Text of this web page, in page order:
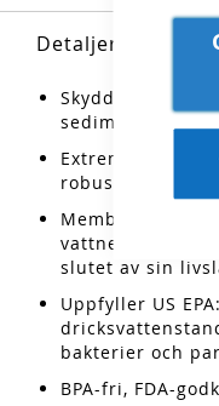
Detaljer
Skyddar mot
sediment, sand
Extrem
robustare
vattnet kommer
slutet av sin
Uppfyller US
bakterier och
BPA-fri, FDA-